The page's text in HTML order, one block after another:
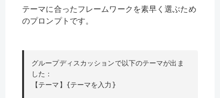
テーマに合ったフレームワークを素早く選ぶため
のプロンプトです。
グループディスカッションで以下のテーマが出ま
した：
【テーマ】{テーマを入力}